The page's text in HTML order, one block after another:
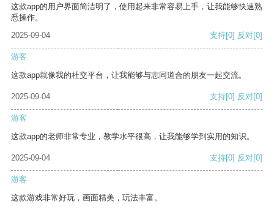
这款app的用户界面简洁明了，使用起来非常容易上手，让我能够快速熟
悉操作。
2025-09-04
支持[0] 反对[0]
游客
这款app就像我的社交平台，让我能够与志同道合的朋友一起交流。
2025-09-04 支持[0] 反对[0]
游客
这款app的老师非常专业，教学水平很高，让我能够学到实用的知识。
2025-09-04 支持[0] 反对[0]
游客
这款游戏非常好玩，画面精美，玩法丰富。